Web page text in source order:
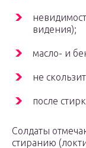
видения);
масло- и
не
после
Солдаты
стиранию